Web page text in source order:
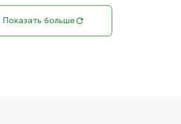
Показать больше